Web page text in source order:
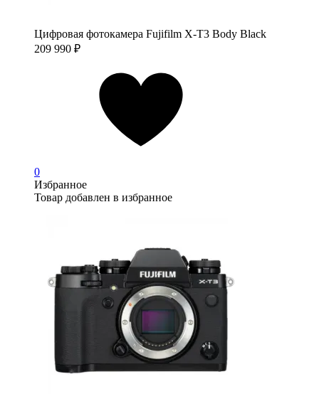
Цифровая фотокамера Fujifilm X-T3 Body Black
209 990 ₽
0
Избранное
Товар добавлен в избранное